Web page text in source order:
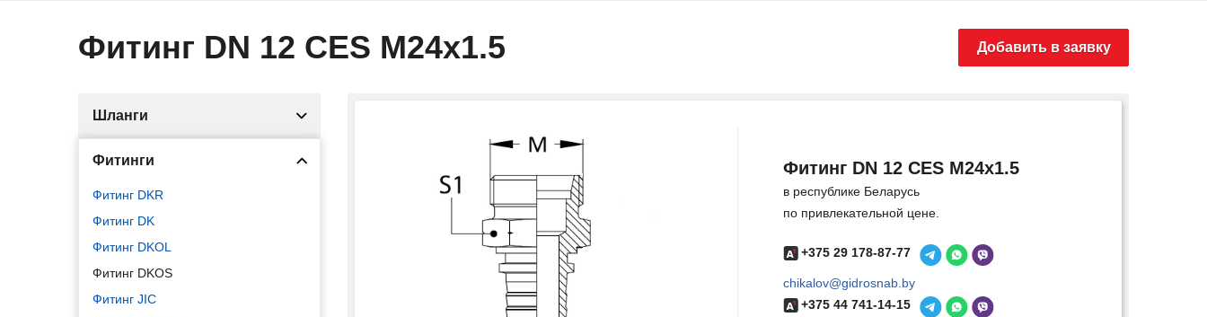
Фитинг DN 12 CES M24x1.5 Добавить в заявку
Шланги
Фитинги
Фитинг DKR
Фитинг DK
Фитинг DKOL
Фитинг DKOS
Фитинг JIC
Фитинг DN 12 CES M24x1.5
в республике Беларусь
по привлекательной цене.
+375 29 178-87-77
chikalov@gidrosnab.by
+375 44 741-14-15